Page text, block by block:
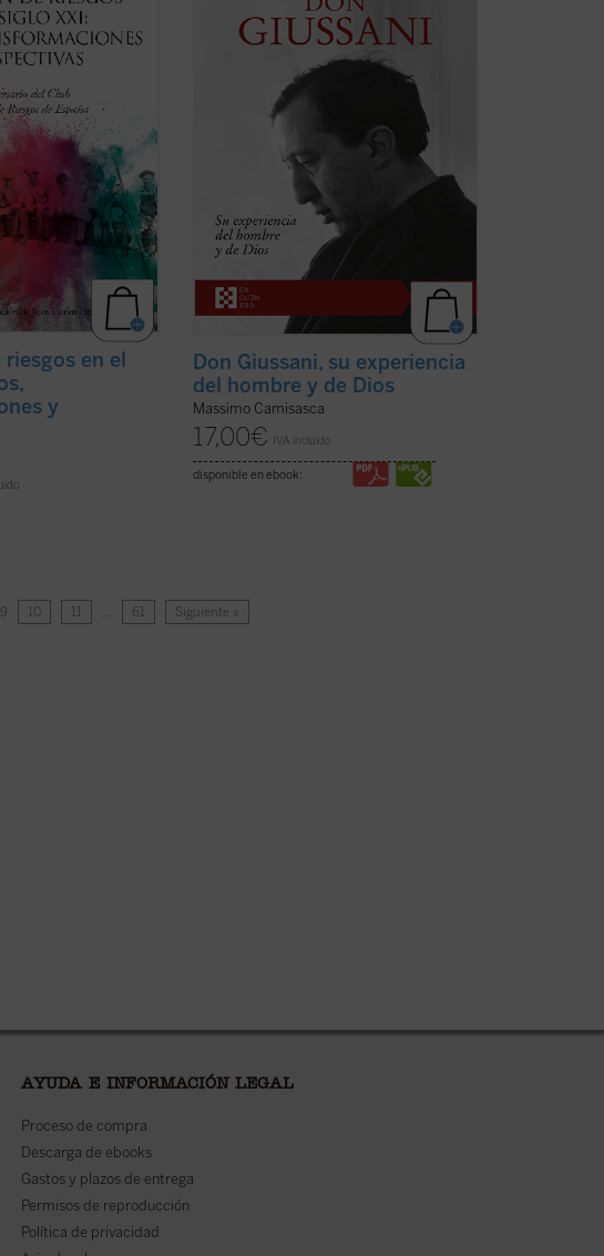
este cuarto de siglo «la
en la
de riesgo,
la razón a los
en el
y
obra, escrita por uno de sus más
estrechos colaboradores a lo largo de
cuarenta años, conforma una sintética
biografía espiritual que permite conocer
con precisión ...
Don Giussani, su experiencia
del hombre y de Dios
Massimo Camisasca
17,00€ IVA incluido
disponible en ebook:
9 10 11 61 Siguiente »
AYUDA E INFORMACIÓN LEGAL
Proceso de compra
Descarga de ebooks
Gastos y plazos de entrega
Permisos de reproducción
Política de privacidad